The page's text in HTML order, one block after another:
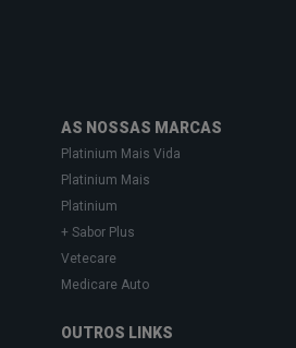
AS NOSSAS MARCAS
Platinium Mais Vida
Platinium Mais
Platinium
+ Sabor Plus
Vetecare
Medicare Auto
OUTROS LINKS